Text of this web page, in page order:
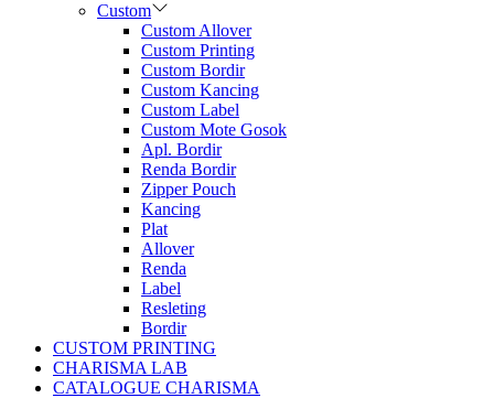
Custom
Custom Allover
Custom Printing
Custom Bordir
Custom Kancing
Custom Label
Custom Mote Gosok
Apl. Bordir
Renda Bordir
Zipper Pouch
Kancing
Plat
Allover
Renda
Label
Resleting
Bordir
CUSTOM PRINTING
CHARISMA LAB
CATALOGUE CHARISMA